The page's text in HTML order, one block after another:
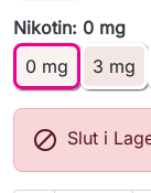
Nikotin: 0 mg
0 mg
3 mg
 Slut i